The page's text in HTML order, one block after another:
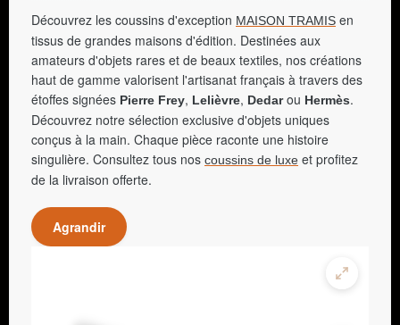
Découvrez les coussins d'exception MAISON TRAMIS en
tissus de grandes maisons d'édition. Destinées aux
amateurs d'objets rares et de beaux textiles, nos créations
haut de gamme valorisent l'artisanat français à travers des
étoffes signées Pierre Frey, Lelièvre, Dedarou Hermès.
Découvrez notre sélection exclusive d'objets uniques
conçus à la main. Chaque pièce raconte une histoire
singulière. Consultez tous nos coussins de luxe et profitez
de la livraison offerte.
Agrandir